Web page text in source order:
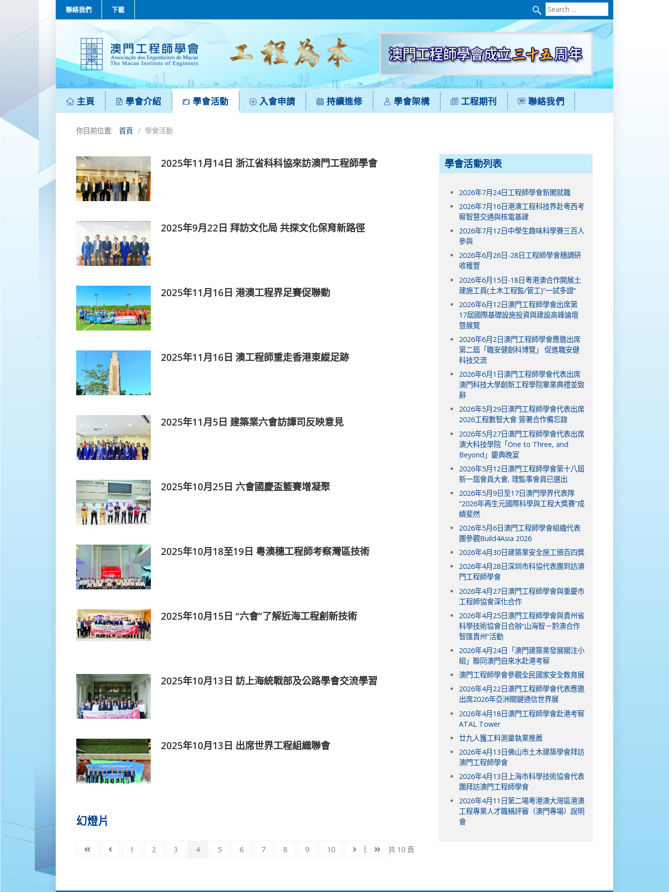
聯絡我們 下載
Search
...
主頁 學會介紹 學會活動 入會申請 持續進修 學會架構 工程期刊 聯絡我們
你目前位置: 首頁 學會活動
2025年11月14日 浙江省科科協來訪澳門工程師學會
2025年9月22日 拜訪文化局 共探文化保育新路徑
2025年11月16日 港澳工程界足賽促聯動
2025年11月16日 澳工程師重走香港東縱足跡
2025年11月5日 建築業六會訪譚司反映意見
2025年10月25日 六會國慶盃籃賽增凝聚
2025年10月18至19日 粵澳穗工程師考察灣區技術
2025年10月15日 “六會”了解近海工程創新技術
2025年10月13日 訪上海統戰部及公路學會交流學習
2025年10月13日 出席世界工程組織聯會
幻燈片
第 4 頁，共 10 頁
1 2 3 4 5 6 7 8 9 10
學會活動列表
2026年7月24日工程師學會新閣就職
2026年7月16日港澳工程科技界赴粵西考
察智慧交通與核電基建
2026年7月12日中學生趣味科學賽三百人
參與
2026年6月26日-28日工程師學會穗調研
收穫豐
2026年6月15日-18日粵港澳合作開展土
建施工員(土木工程監/管工)“一試多證”
2026年6月12日澳門工程師學會出席第
17屆國際基礎設施投資與建設高峰論壇
暨展覽
2026年6月2日澳門工程師學會應邀出席
第二屆「職安健創科博覽」 促進職安健
科技交流
2026年6月1日澳門工程師學會代表出席
澳門科技大學創新工程學院畢業典禮並致
辭
2026年5月29日澳門工程師學會代表出席
2026工程數智大會 簽署合作備忘錄
2026年5月27日澳門工程師學會代表出席
澳大科技學院「One to Three, and
Beyond」慶典晚宴
2026年5月12日澳門工程師學會第十八屆
新一屆會員大會, 理監事會員已選出
2026年5月9日至17日澳門學界代表隊
“2026年再生元國際科學與工程大獎賽”成
績斐然
2026年5月6日澳門工程師學會組織代表
團參觀Build4Asia 2026
2026年4月30日建築業安全施工頒百四獎
2026年4月28日深圳市科協代表團到訪澳
門工程師學會
2026年4月27日澳門工程師學會與重慶市
工程師協會深化合作
2026年4月25日澳門工程師學會與貴州省
科學技術協會日合辦“山海智－黔澳合作
智匯貴州”活動
2026年4月24日「澳門建築業發展關注小
組」聯同澳門自來水赴港考察
澳門工程師學會參觀全民國家安全教育展
2026年4月22日澳門工程師學會代表應邀
出席2026年亞洲關鍵通信世界展
2026年4月18日澳門工程師學會赴港考察
ATAL Tower
廿九人獲工料測量執業推薦
2026年4月13日佛山市土木建築學會拜訪
澳門工程師學會
2026年4月13日上海市科學技術協會代表
團拜訪澳門工程師學會
2026年4月11日第二場粵港澳大灣區港澳
工程專業人才職稱評審（澳門專場）說明
會